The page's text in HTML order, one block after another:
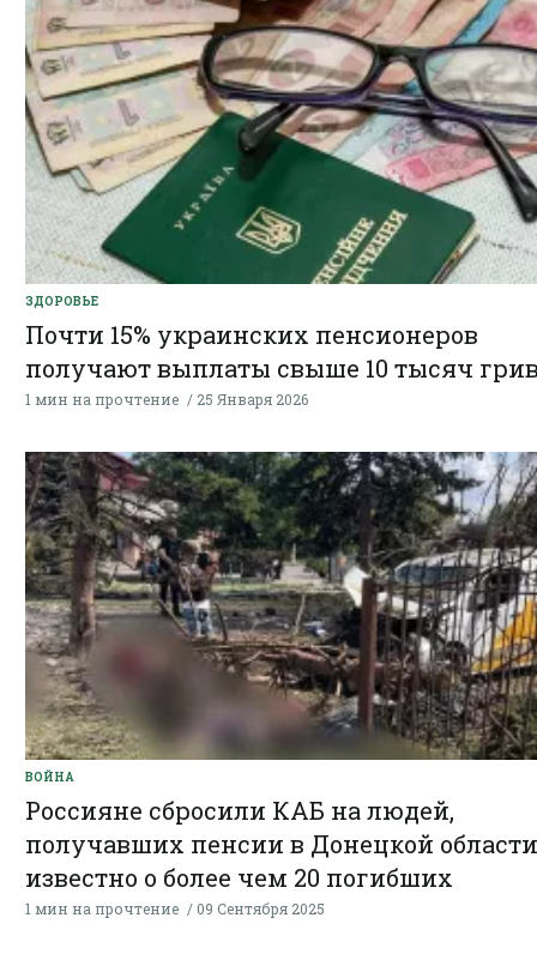
ЗДОРОВЬЕ
Почти 15% украинских пенсионеров
получают выплаты свыше 10 тысяч
1 мин на прочтение 25 Января 2026
ВОЙНА
Россияне сбросили КАБ на людей,
получавших пенсии в Донецкой
известно о более чем 20 погибших
1 мин на прочтение 09 Сентября 2025